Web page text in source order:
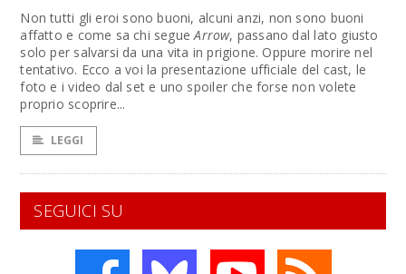
Non tutti gli eroi sono buoni, alcuni anzi, non sono buoni
affatto e come sa chi segueArrow, passano dal lato giusto
solo per salvarsi da una vita in prigione. Oppure morire nel
tentativo. Ecco a voi la presentazione ufficiale del cast, le
foto e i video dal set e uno spoiler che forse non volete
proprio scoprire...
LEGGI
SEGUICI SU